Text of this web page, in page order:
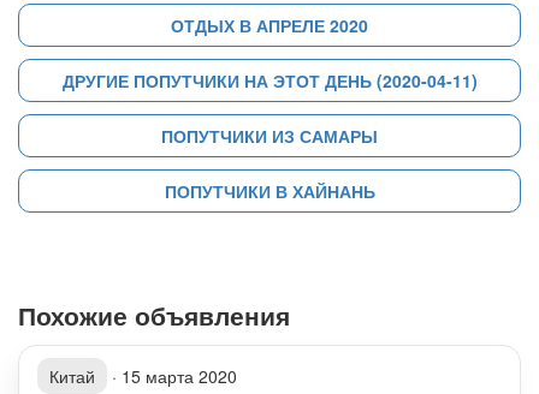
ОТДЫХ В АПРЕЛЕ 2020
ДРУГИЕ ПОПУТЧИКИ НА ЭТОТ ДЕНЬ (2020-04-11)
ПОПУТЧИКИ ИЗ САМАРЫ
ПОПУТЧИКИ В ХАЙНАНЬ
Похожие объявления
Китай · 15 марта 2020